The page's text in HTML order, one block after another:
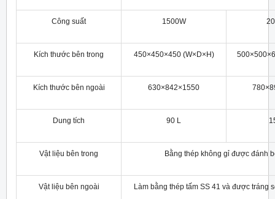
Công suất 1500W
Kích thước bên trong 450×450×450 (W×D×H) 500×500
Kích thước bên ngoài 630×842×1550
Dung tích 90 L
Vật liệu bên trong Bằng thép không gỉ được đánh
Vật liệu bên ngoài Làm bằng thép tấm SS 41 và được tráng